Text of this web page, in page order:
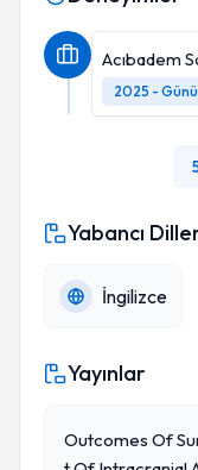
Acıbadem
2025 -
Yabancı
İngilizce
Yayınlar
Outcomes Of